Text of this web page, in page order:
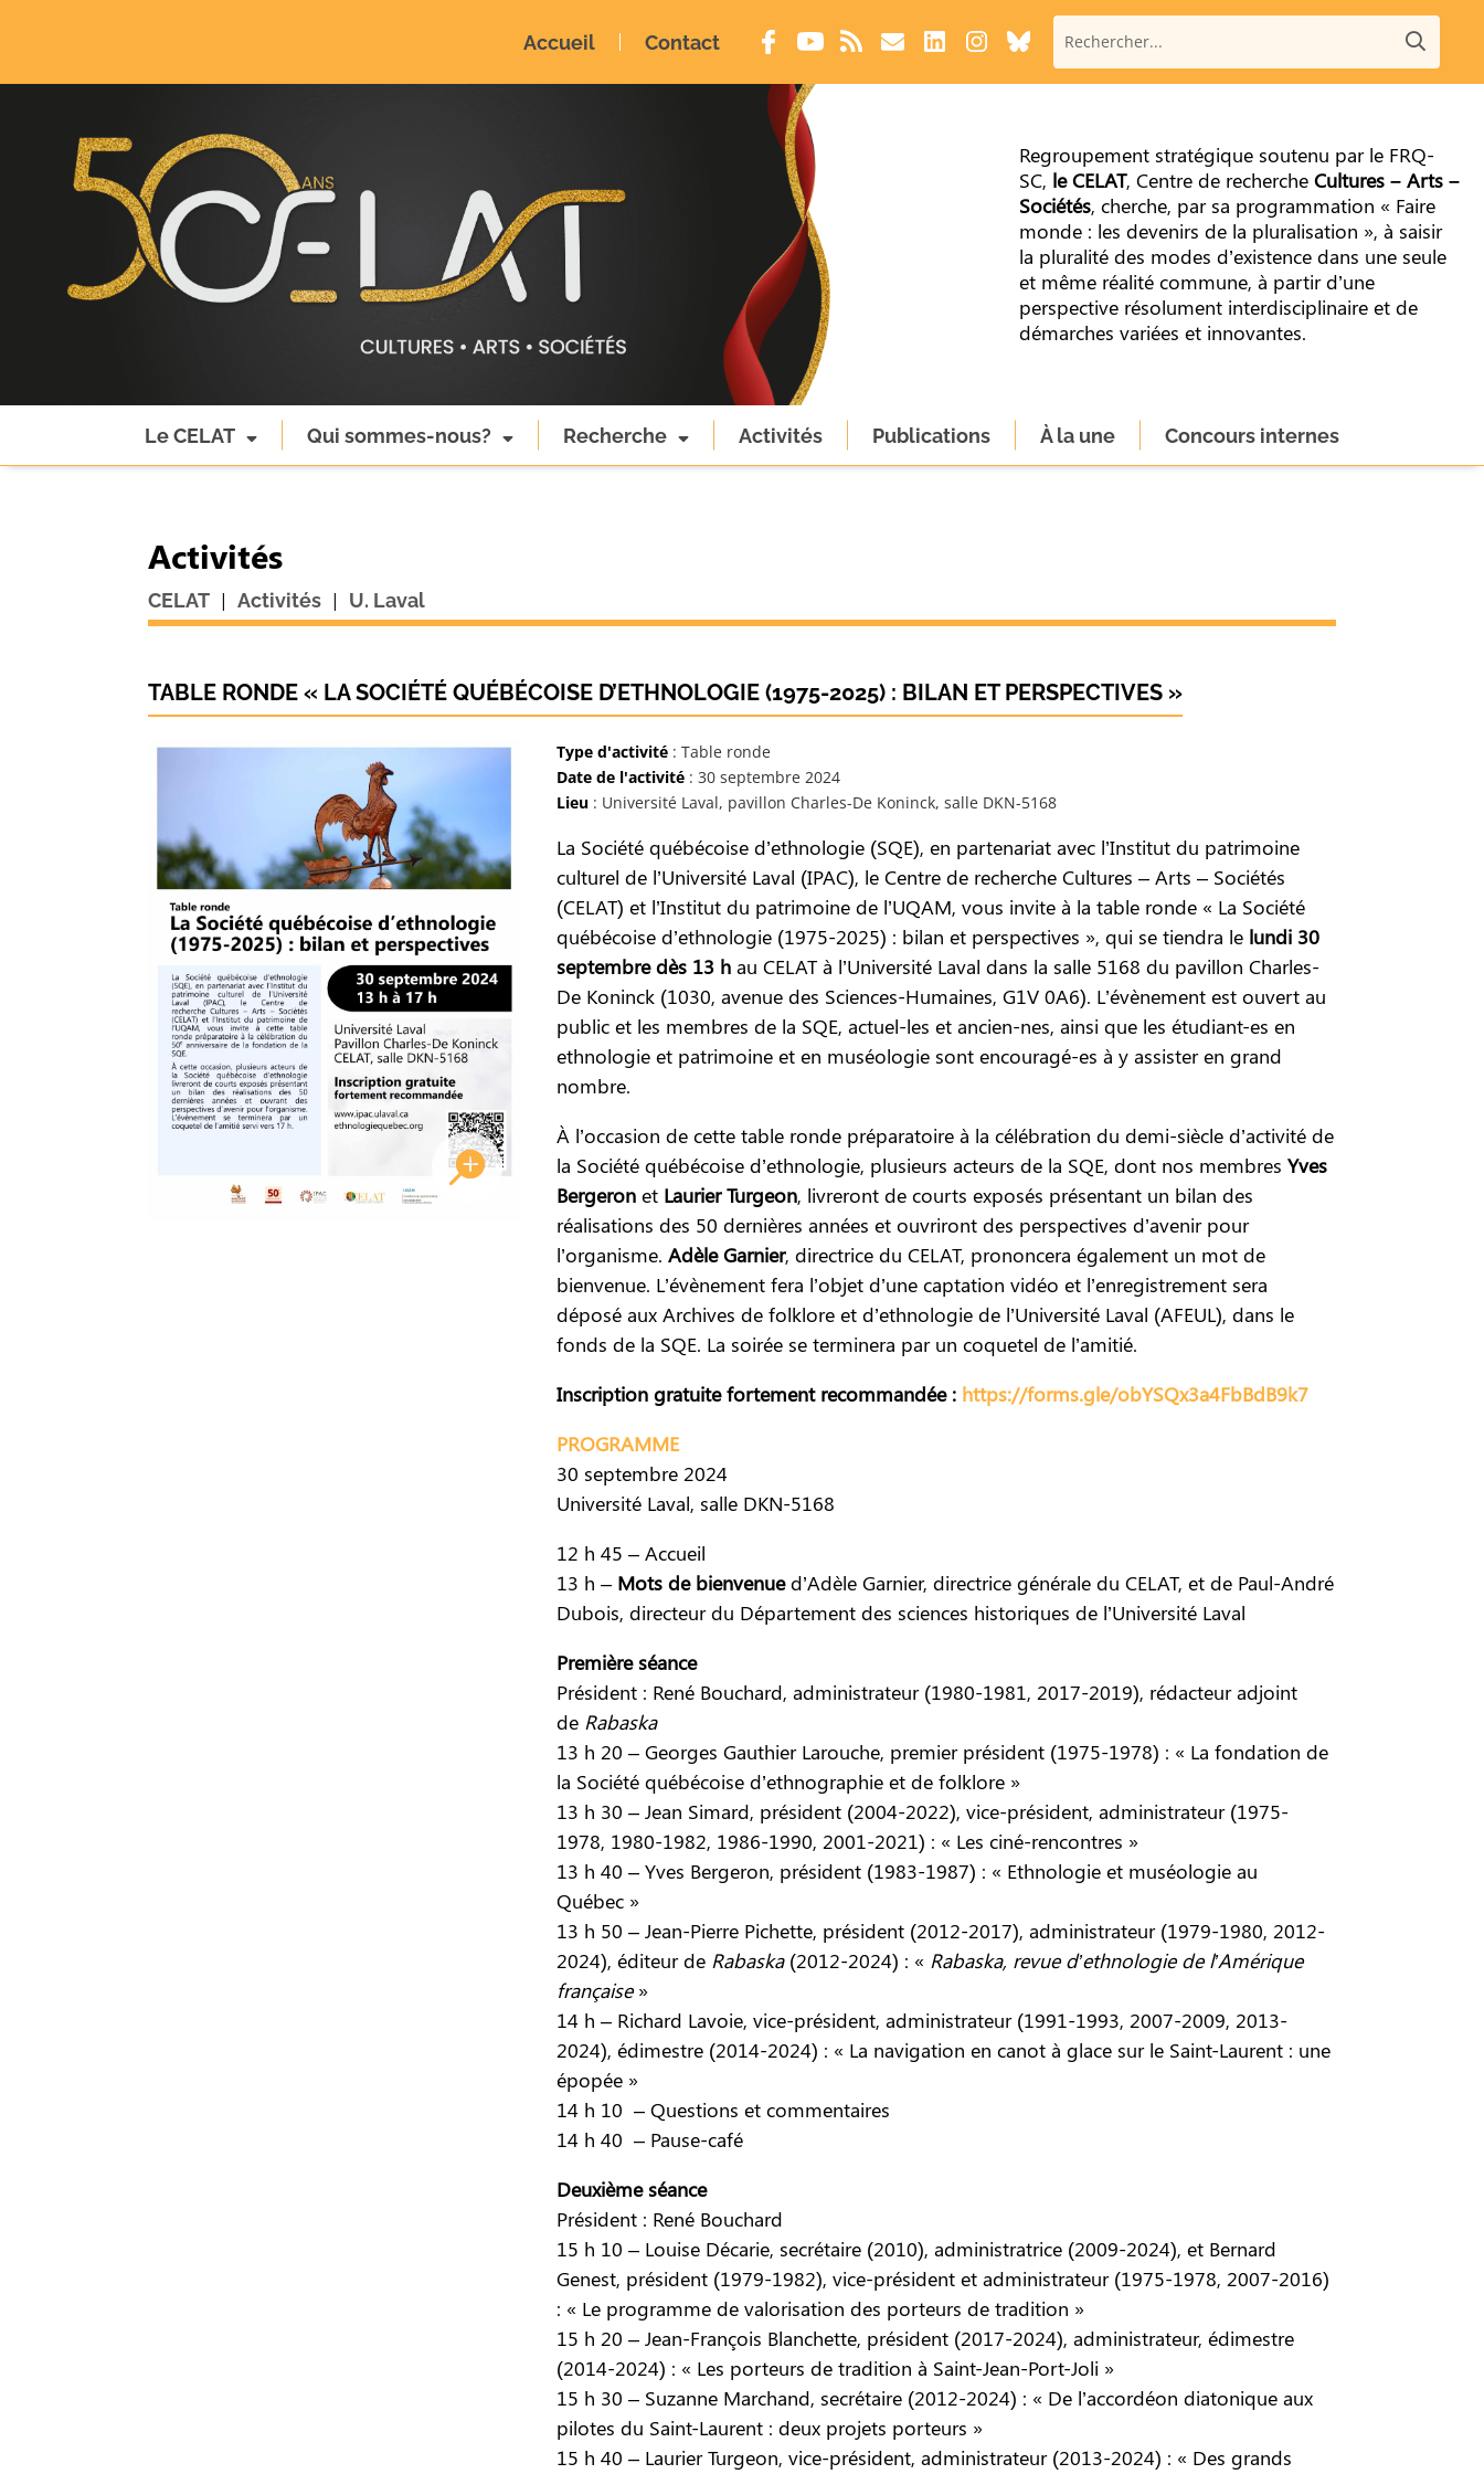
Accueil Contact
Regroupement stratégique soutenu par le FRQ-
SC, le CELAT, Centre de recherche Cultures – Arts –
Sociétés, cherche, par sa programmation « Faire
monde : les devenirs de la pluralisation », à saisir
la pluralité des modes d’existence dans une seule
et même réalité commune, à partir d’une
perspective résolument interdisciplinaire et de
démarches variées et innovantes.
Le CELAT Qui sommes-nous? Recherche Activités Publications À la une Concours internes
Activités
CELAT | Activités | U. Laval
TABLE RONDE « LA SOCIÉTÉ QUÉBÉCOISE D’ETHNOLOGIE (1975-2025) : BILAN ET PERSPECTIVES »
Type d'activité: Table ronde
Date de l'activité: 30 septembre 2024
Lieu: Université Laval, pavillon Charles-De Koninck, salle DKN-5168
La Société québécoise d’ethnologie (SQE), en partenariat avec l’Institut du patrimoine
culturel de l’Université Laval (IPAC), le Centre de recherche Cultures – Arts – Sociétés
(CELAT) et l’Institut du patrimoine de l’UQAM, vous invite à la table ronde « La Société
québécoise d’ethnologie (1975-2025) : bilan et perspectives », qui se tiendra le lundi 30
septembre dès 13 hau CELAT à l’Université Laval dans la salle 5168 du pavillon Charles-
De Koninck (1030, avenue des Sciences-Humaines, G1V 0A6). L’évènement est ouvert au
public et les membres de la SQE, actuel-les et ancien-nes, ainsi que les étudiant-es en
ethnologie et patrimoine et en muséologie sont encouragé-es à y assister en grand
nombre.
À l’occasion de cette table ronde préparatoire à la célébration du demi-siècle d’activité de
la Société québécoise d’ethnologie, plusieurs acteurs de la SQE, dont nos membres Yves
Bergeronet Laurier Turgeon, livreront de courts exposés présentant un bilan des
réalisations des 50 dernières années et ouvriront des perspectives d’avenir pour
l’organisme. Adèle Garnier, directrice du CELAT, prononcera également un mot de
bienvenue. L’évènement fera l’objet d’une captation vidéo et l’enregistrement sera
déposé aux Archives de folklore et d’ethnologie de l’Université Laval (AFEUL), dans le
fonds de la SQE. La soirée se terminera par un coquetel de l’amitié.
Inscription gratuite fortement recommandée : https://forms.gle/obYSQx3a4FbBdB9k7
PROGRAMME
30 septembre 2024
Université Laval, salle DKN-5168
12 h 45 – Accueil
13 h – Mots de bienvenued’Adèle Garnier, directrice générale du CELAT, et de Paul-André
Dubois, directeur du Département des sciences historiques de l’Université Laval
Première séance
Président : René Bouchard, administrateur (1980-1981, 2017-2019), rédacteur adjoint
de Rabaska
13 h 20 – Georges Gauthier Larouche, premier président (1975-1978) : « La fondation de
la Société québécoise d’ethnographie et de folklore »
13 h 30 – Jean Simard, président (2004-2022), vice-président, administrateur (1975-
1978, 1980-1982, 1986-1990, 2001-2021) : « Les ciné-rencontres »
13 h 40 – Yves Bergeron, président (1983-1987) : « Ethnologie et muséologie au
Québec »
13 h 50 – Jean-Pierre Pichette, président (2012-2017), administrateur (1979-1980, 2012-
2024), éditeur de Rabaska(2012-2024) : « Rabaska, revue d’ethnologie de l’Amérique
française»
14 h – Richard Lavoie, vice-président, administrateur (1991-1993, 2007-2009, 2013-
2024), édimestre (2014-2024) : « La navigation en canot à glace sur le Saint-Laurent : une
épopée »
14 h 10 – Questions et commentaires
14 h 40 – Pause-café
Deuxième séance
Président : René Bouchard
15 h 10 – Louise Décarie, secrétaire (2010), administratrice (2009-2024), et Bernard
Genest, président (1979-1982), vice-président et administrateur (1975-1978, 2007-2016)
: « Le programme de valorisation des porteurs de tradition »
15 h 20 – Jean-François Blanchette, président (2017-2024), administrateur, édimestre
(2014-2024) : « Les porteurs de tradition à Saint-Jean-Port-Joli »
15 h 30 – Suzanne Marchand, secrétaire (2012-2024) : « De l’accordéon diatonique aux
pilotes du Saint-Laurent : deux projets porteurs »
15 h 40 – Laurier Turgeon, vice-président, administrateur (2013-2024) : « Des grands